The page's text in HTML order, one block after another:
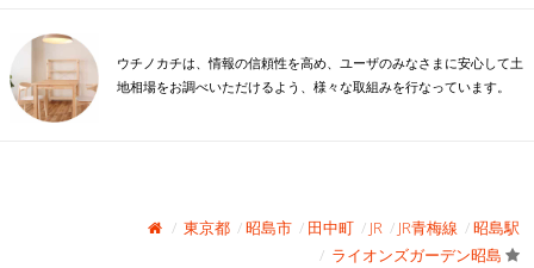
ウチノカチは、情報の信頼性を高め、ユーザのみなさまに安心して土
地相場をお調べいただけるよう、様々な取組みを行なっています。
東京都 昭島市 田中町 JR JR青梅線
昭島駅
ライオンズガーデン昭島